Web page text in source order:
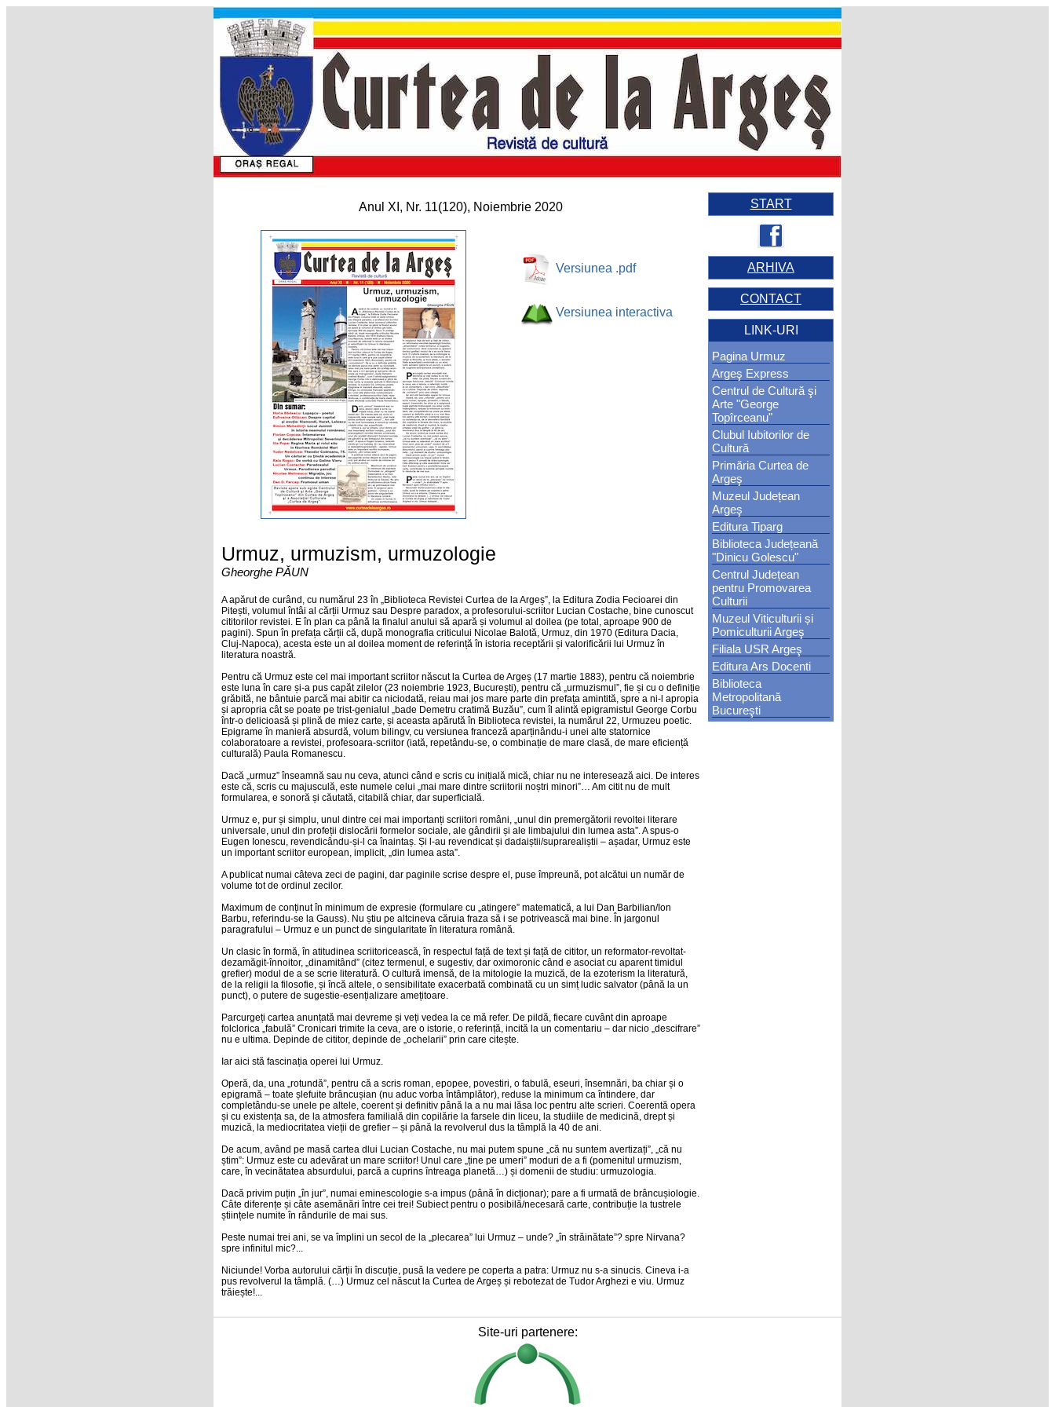
Anul XI, Nr. 11(120), Noiembrie 2020
Versiunea .pdf
Versiunea interactiva
Urmuz, urmuzism, urmuzologie
Gheorghe PĂUN
A apărut de curând, cu numărul 23 în „Biblioteca Revistei Curtea de la Argeș”, la Editura Zodia Fecioarei din
Pitești, volumul întâi al cărții Urmuz sau Despre paradox, a profesorului-scriitor Lucian Costache, bine cunoscut
cititorilor revistei. E în plan ca până la finalul anului să apară și volumul al doilea (pe total, aproape 900 de
pagini). Spun în prefața cărții că, după monografia criticului Nicolae Balotă, Urmuz, din 1970 (Editura Dacia,
Cluj-Napoca), acesta este un al doilea moment de referință în istoria receptării și valorificării lui Urmuz în
literatura noastră.
Pentru că Urmuz este cel mai important scriitor născut la Curtea de Argeș (17 martie 1883), pentru că noiembrie
este luna în care și-a pus capăt zilelor (23 noiembrie 1923, București), pentru că „urmuzismul”, fie și cu o definiție
grăbită, ne bântuie parcă mai abitir ca niciodată, reiau mai jos mare parte din prefața amintită, spre a ni-l apropia
și apropria cât se poate pe trist-genialul „bade Demetru cratimă Buzău”, cum îl alintă epigramistul George Corbu
într-o delicioasă și plină de miez carte, și aceasta apărută în Biblioteca revistei, la numărul 22, Urmuzeu poetic.
Epigrame în manieră absurdă, volum bilingv, cu versiunea franceză aparținându-i unei alte statornice
colaboratoare a revistei, profesoara-scriitor (iată, repetându-se, o combinație de mare clasă, de mare eficiență
culturală) Paula Romanescu.
Dacă „urmuz” înseamnă sau nu ceva, atunci când e scris cu inițială mică, chiar nu ne interesează aici. De interes
este că, scris cu majusculă, este numele celui „mai mare dintre scriitorii noștri minori”… Am citit nu de mult
formularea, e sonoră și căutată, citabilă chiar, dar superficială.
Urmuz e, pur și simplu, unul dintre cei mai importanți scriitori români, „unul din premergătorii revoltei literare
universale, unul din profeții dislocării formelor sociale, ale gândirii și ale limbajului din lumea asta”. A spus-o
Eugen Ionescu, revendicându-și-l ca înaintaș. Și l-au revendicat și dadaiștii/suprarealiștii – așadar, Urmuz este
un important scriitor european, implicit, „din lumea asta”.
A publicat numai câteva zeci de pagini, dar paginile scrise despre el, puse împreună, pot alcătui un număr de
volume tot de ordinul zecilor.
Maximum de conținut în minimum de expresie (formulare cu „atingere” matematică, a lui Dan Barbilian/Ion
Barbu, referindu-se la Gauss). Nu știu pe altcineva căruia fraza să i se potrivească mai bine. În jargonul
paragrafului – Urmuz e un punct de singularitate în literatura română.
Un clasic în formă, în atitudinea scriitoricească, în respectul față de text și față de cititor, un reformator-revoltat-
dezamăgit-înnoitor, „dinamitând” (citez termenul, e sugestiv, dar oximoronic când e asociat cu aparent timidul
grefier) modul de a se scrie literatură. O cultură imensă, de la mitologie la muzică, de la ezoterism la literatură,
de la religii la filosofie, și încă altele, o sensibilitate exacerbată combinată cu un simț ludic salvator (până la un
punct), o putere de sugestie-esențializare amețitoare.
Parcurgeți cartea anunțată mai devreme și veți vedea la ce mă refer. De pildă, fiecare cuvânt din aproape
folclorica „fabulă” Cronicari trimite la ceva, are o istorie, o referință, incită la un comentariu – dar nicio „descifrare”
nu e ultima. Depinde de cititor, depinde de „ochelarii” prin care citește.
Iar aici stă fascinația operei lui Urmuz.
Operă, da, una „rotundă”, pentru că a scris roman, epopee, povestiri, o fabulă, eseuri, însemnări, ba chiar și o
epigramă – toate șlefuite brâncușian (nu aduc vorba întâmplător), reduse la minimum ca întindere, dar
completându-se unele pe altele, coerent și definitiv până la a nu mai lăsa loc pentru alte scrieri. Coerentă opera
și cu existența sa, de la atmosfera familială din copilărie la farsele din liceu, la studiile de medicină, drept și
muzică, la mediocritatea vieții de grefier – și până la revolverul dus la tâmplă la 40 de ani.
De acum, având pe masă cartea dlui Lucian Costache, nu mai putem spune „că nu suntem avertizați”, „că nu
știm”: Urmuz este cu adevărat un mare scriitor! Unul care „ține pe umeri” moduri de a fi (pomenitul urmuzism,
care, în vecinătatea absurdului, parcă a cuprins întreaga planetă…) și domenii de studiu: urmuzologia.
Dacă privim puțin „în jur”, numai eminescologie s-a impus (până în dicționar); pare a fi urmată de brâncușiologie.
Câte diferențe și câte asemănări între cei trei! Subiect pentru o posibilă/necesară carte, contribuție la tustrele
științele numite în rândurile de mai sus.
Peste numai trei ani, se va împlini un secol de la „plecarea” lui Urmuz – unde? „în străinătate”? spre Nirvana?
spre infinitul mic?...
Niciunde! Vorba autorului cărții în discuție, pusă la vedere pe coperta a patra: Urmuz nu s-a sinucis. Cineva i-a
pus revolverul la tâmplă. (…) Urmuz cel născut la Curtea de Argeș și rebotezat de Tudor Arghezi e viu. Urmuz
trăiește!...
START
ARHIVA
CONTACT
LINK-URI
Pagina Urmuz
Argeş Express
Centrul de Cultură şi
Arte "George
Topîrceanu"
Clubul Iubitorilor de
Cultură
Primăria Curtea de
Argeş
Muzeul Județean
Argeş
Editura Tiparg
Biblioteca Județeană
"Dinicu Golescu"
Centrul Județean
pentru Promovarea
Culturii
Muzeul Viticulturii și
Pomiculturii Argeş
Filiala USR Argeş
Editura Ars Docenti
Biblioteca
Metropolitană
Bucureşti
Site-uri partenere: